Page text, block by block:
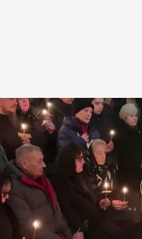
Decenas de miles de rusos
Redacción digital
01 MAR 2024 - 20:54h.
Miles de rusos
Navalni y se unen